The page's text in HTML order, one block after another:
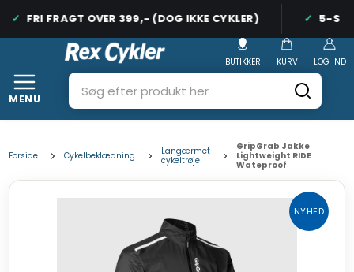
FRI FRAGT OVER 399,- (DOG IKKE CYKLER) 5-
MENU
LOG IND
BUTIKKER KURV
Forside Cykelbeklædning
Langærmet
cykeltrøje
GripGrab Jakke
Lightweight RIDE
Wateproof
NYHED